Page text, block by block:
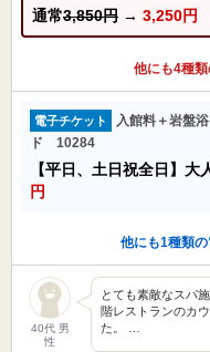
通常3,850円 → 3,250円
他にも4種
電子チケット
入館料＋岩盤
ド 10284
【平日、土日祝全日】大
円
他にも1種類
40代 男
性
とても素敵なスパ
階レストランのカ
た。 …